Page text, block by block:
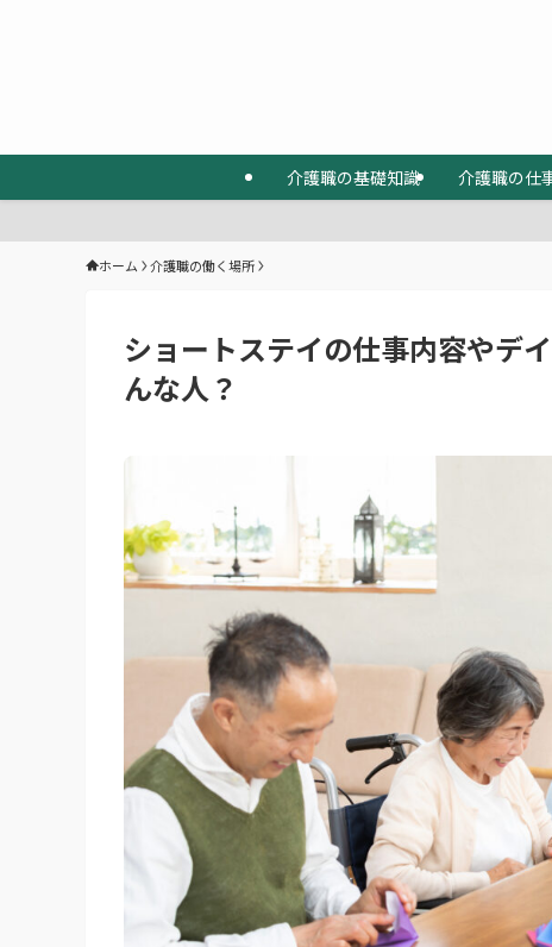
介護職の基礎知識 介護職の仕
ホーム 介護職の働く場所
ショートステイの仕事内容やデ
んな人？